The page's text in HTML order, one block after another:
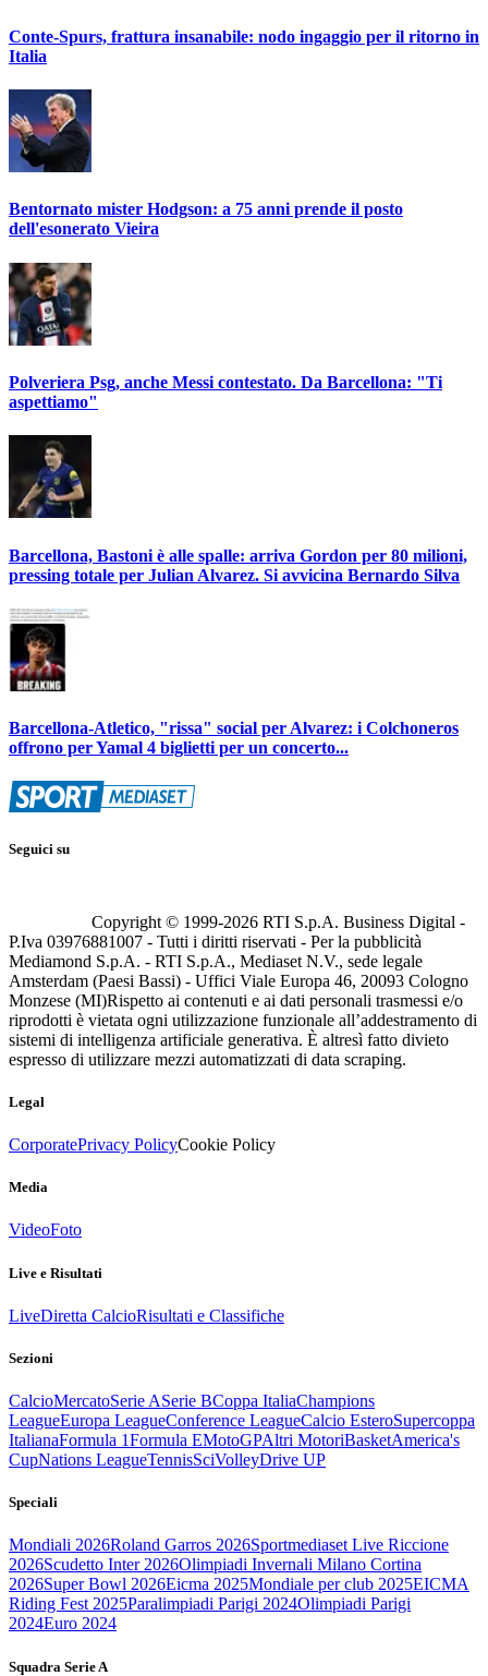
Conte-Spurs, frattura insanabile: nodo ingaggio per il ritorno in
Italia
Bentornato mister Hodgson: a 75 anni prende il posto
dell'esonerato Vieira
Polveriera Psg, anche Messi contestato. Da Barcellona: "Ti
aspettiamo"
Barcellona, Bastoni è alle spalle: arriva Gordon per 80 milioni,
pressing totale per Julian Alvarez. Si avvicina Bernardo Silva
Barcellona-Atletico, "rissa" social per Alvarez: i Colchoneros
offrono per Yamal 4 biglietti per un concerto...
Seguici su
Copyright © 1999-2026 RTI S.p.A. Business Digital -
P.Iva 03976881007 - Tutti i diritti riservati - Per la pubblicità
Mediamond S.p.A. - RTI S.p.A., Mediaset N.V., sede legale
Amsterdam (Paesi Bassi) - Uffici Viale Europa 46, 20093 Cologno
Monzese (MI)Rispetto ai contenuti e ai dati personali trasmessi e/o
riprodotti è vietata ogni utilizzazione funzionale all’addestramento di
sistemi di intelligenza artificiale generativa. È altresì fatto divieto
espresso di utilizzare mezzi automatizzati di data scraping.
Legal
CorporatePrivacy PolicyCookie Policy
Media
VideoFoto
Live e Risultati
LiveDiretta CalcioRisultati e Classifiche
Sezioni
CalcioMercatoSerie ASerie BCoppa ItaliaChampions
LeagueEuropa LeagueConference LeagueCalcio EsteroSupercoppa
ItalianaFormula 1Formula EMotoGPAltri MotoriBasketAmerica's
CupNations LeagueTennisSciVolleyDrive UP
Speciali
Mondiali 2026Roland Garros 2026Sportmediaset Live Riccione
2026Scudetto Inter 2026Olimpiadi Invernali Milano Cortina
2026Super Bowl 2026Eicma 2025Mondiale per club 2025EICMA
Riding Fest 2025Paralimpiadi Parigi 2024Olimpiadi Parigi
2024Euro 2024
Squadra Serie A